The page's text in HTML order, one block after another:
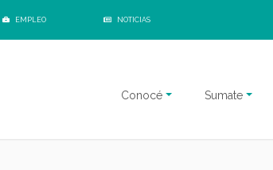
EMPLEO NOTICIAS
Conocé Sumate